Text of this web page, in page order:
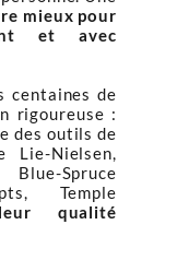
mieux pour
et avec
centaines de
rigoureuse :
des outils de
Lie-Nielsen,
Spruce
Temple
qualité